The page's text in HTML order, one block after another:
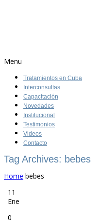
Menu
Tratamientos en Cuba
Interconsultas
Capacitación
Novedades
Institucional
Testimonios
Videos
Contacto
Tag Archives: bebes
Home bebes
11
Ene
0